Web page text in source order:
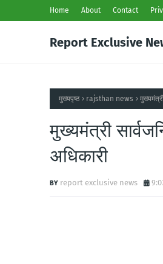
Home About Contact
Report Exclusive
मुख्यपृष्ठ rajsthan news
मुख्यमंत्री
अधिकारी
report exclusive news